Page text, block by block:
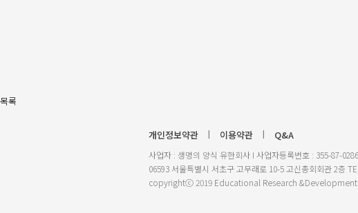
목록
개인정보약관 | 이용약관 | Q&A
사업자 : 생명의 양식 유한회사 I 사업자등록번호 : 355-87-
06593 서울특별시 서초구 고무래로 10-5 고신총회회관 2
copyrightⓒ 2019 Educational Research &Development